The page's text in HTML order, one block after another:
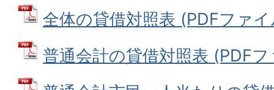
全体の貸借対照表 (PDFファ
普通会計の貸借対照表 (PDF